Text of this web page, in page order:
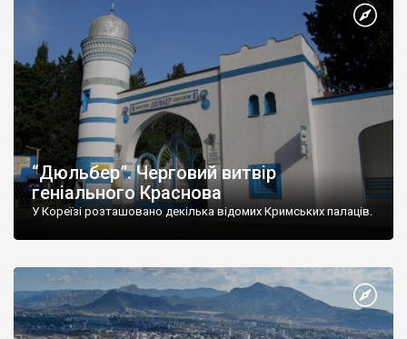
“Дюльбер”. Черговий витвір
геніального Краснова
У Кореїзі розташовано декілька відомих Кримських палаців.